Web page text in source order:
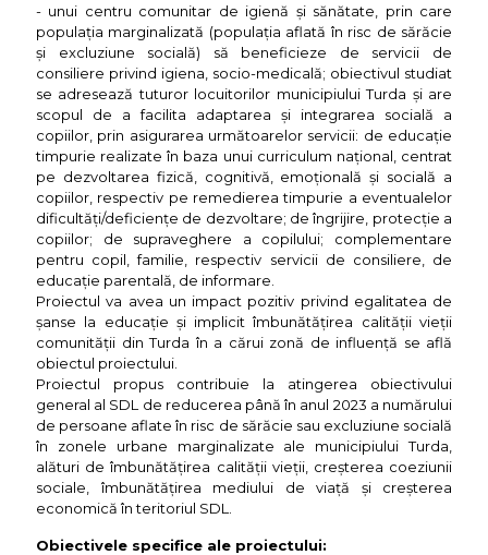
- unui centru comunitar de igienă și sănătate, prin care
populația marginalizată (populația aflată în risc de sărăcie
și excluziune socială) să beneficieze de servicii de
consiliere privind igiena, socio-medicală; obiectivul studiat
se adresează tuturor locuitorilor municipiului Turda și are
scopul de a facilita adaptarea și integrarea socială a
copiilor, prin asigurarea următoarelor servicii: de educație
timpurie realizate în baza unui curriculum național, centrat
pe dezvoltarea fizică, cognitivă, emoțională și socială a
copiilor, respectiv pe remedierea timpurie a eventualelor
dificultăți/deficiențe de dezvoltare; de îngrijire, protecție a
copiilor; de supraveghere a copilului; complementare
pentru copil, familie, respectiv servicii de consiliere, de
educație parentală, de informare.
Proiectul va avea un impact pozitiv privind egalitatea de
șanse la educație și implicit îmbunătățirea calității vieții
comunității din Turda în a cărui zonă de influență se află
obiectul proiectului.
Proiectul propus contribuie la atingerea obiectivului
general al SDL de reducerea până în anul 2023 a numărului
de persoane aflate în risc de sărăcie sau excluziune socială
în zonele urbane marginalizate ale municipiului Turda,
alături de îmbunătățirea calității vieții, creșterea coeziunii
sociale, îmbunătățirea mediului de viață și creșterea
economică în teritoriul SDL.
Obiectivele specifice ale proiectului: